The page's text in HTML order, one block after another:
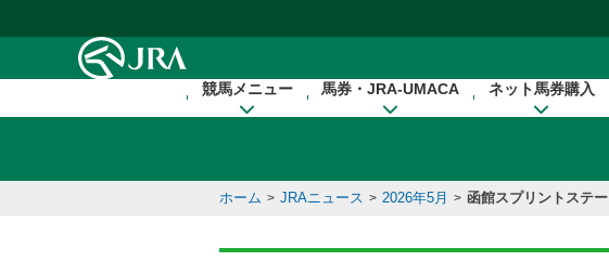
競馬メニュー 馬券・JRA-UMACA ネット馬券購入
ホーム > JRAニュース > 2026年5月 > 函館スプリントステ